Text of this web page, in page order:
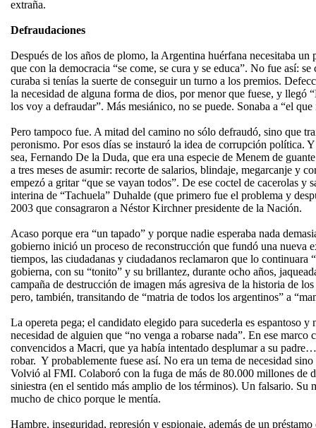
extraña.
Defraudaciones
Después de los años de plomo, la Argentina huérfana necesitaba
que con la democracia “se come, se cura y se educa”. No fue así:
curaba si tenías la suerte de conseguir un turno a los premios.
la necesidad de alguna forma de dios, por menor que fuese, y llegó
los voy a defraudar”. Más mesiánico, no se puede. Sonaba a “el
Pero tampoco fue. A mitad del camino no sólo defraudó, sino que
peronismo. Por esos días se instauró la idea de corrupción política.
sea, Fernando De la Duda, que era una especie de Menem de
a tres meses de asumir: recorte de salarios, blindaje, megarcanje y
empezó a gritar “que se vayan todos”. De ese coctel de cacerolas y
interina de “Tachuela” Duhalde (que primero fue el problema y
2003 que consagraron a Néstor Kirchner presidente de la Nación.
Acaso porque era “un tapado” y porque nadie esperaba nada
gobierno inició un proceso de reconstrucción que fundó una nueva
tiempos, las ciudadanas y ciudadanos reclamaron que lo continuara
gobierna, con su “tonito” y su brillantez, durante ocho años,
campaña de destrucción de imagen más agresiva de la historia de
pero, también, transitando de “matria de todos los argentinos” a
La opereta pega; el candidato elegido para sucederla es espantoso
necesidad de alguien que “no venga a robarse nada”. En ese marco
convencidos a Macri, que ya había intentado desplumar a su
robar. Y probablemente fuese así. No era un tema de necesidad
Volvió al FMI. Colaboró con la fuga de más de 80.000 millones de
siniestra (en el sentido más amplio de los términos). Un falsario. Su
mucho de chico porque le mentía.
Hambre, inseguridad, represión y espionaje, además de un